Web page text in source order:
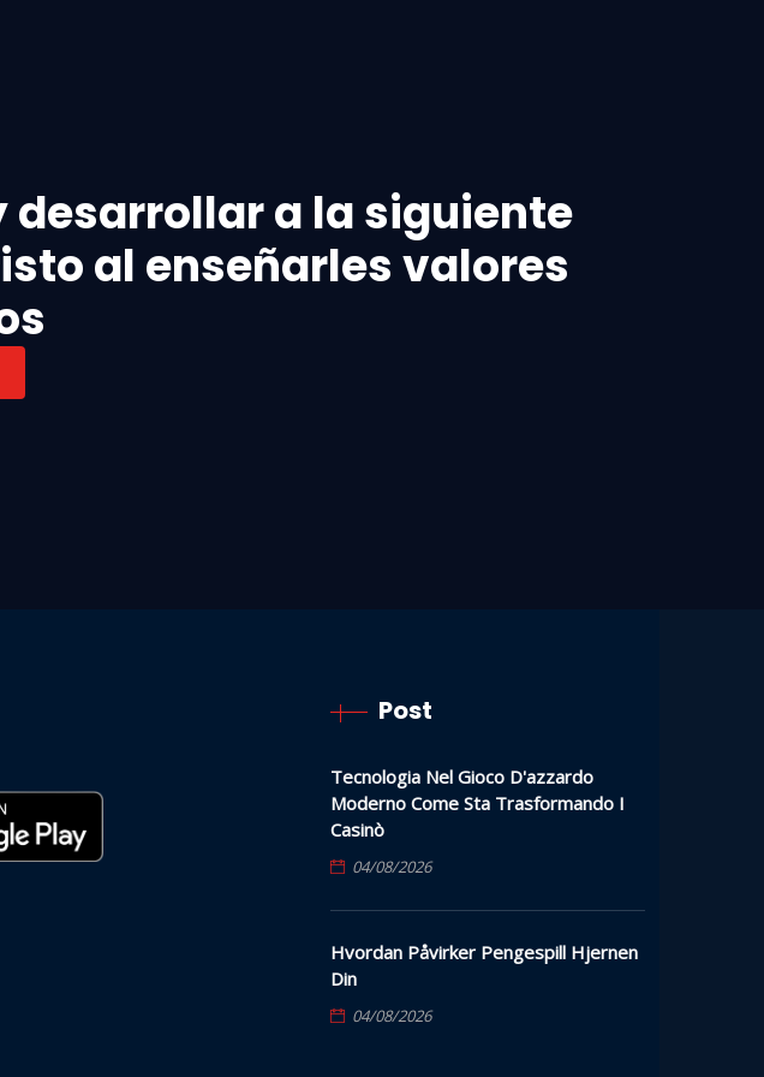
desarrollar a la siguiente
al enseñarles valores
Post
Tecnologia Nel Gioco D'azzardo
Moderno Come Sta Trasformando I
Casinò
04/08/2026
Hvordan Påvirker Pengespill Hjernen
Din
04/08/2026